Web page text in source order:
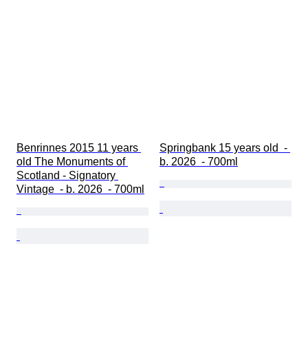
Benrinnes 2015 11 years
old The Monuments of
Scotland - Signatory
Vintage  - b. 2026  - 700ml
Springbank 15 years old  -
b. 2026  - 700ml